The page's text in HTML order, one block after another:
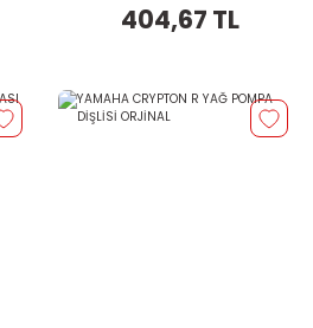
404,67 TL